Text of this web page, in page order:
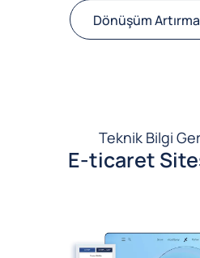
Dönüşüm
Teknik Bilgi
E-ticaret